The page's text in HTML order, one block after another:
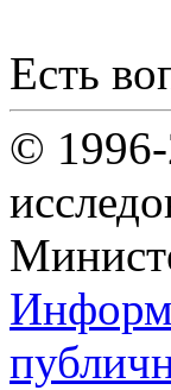
Есть
© 1996-